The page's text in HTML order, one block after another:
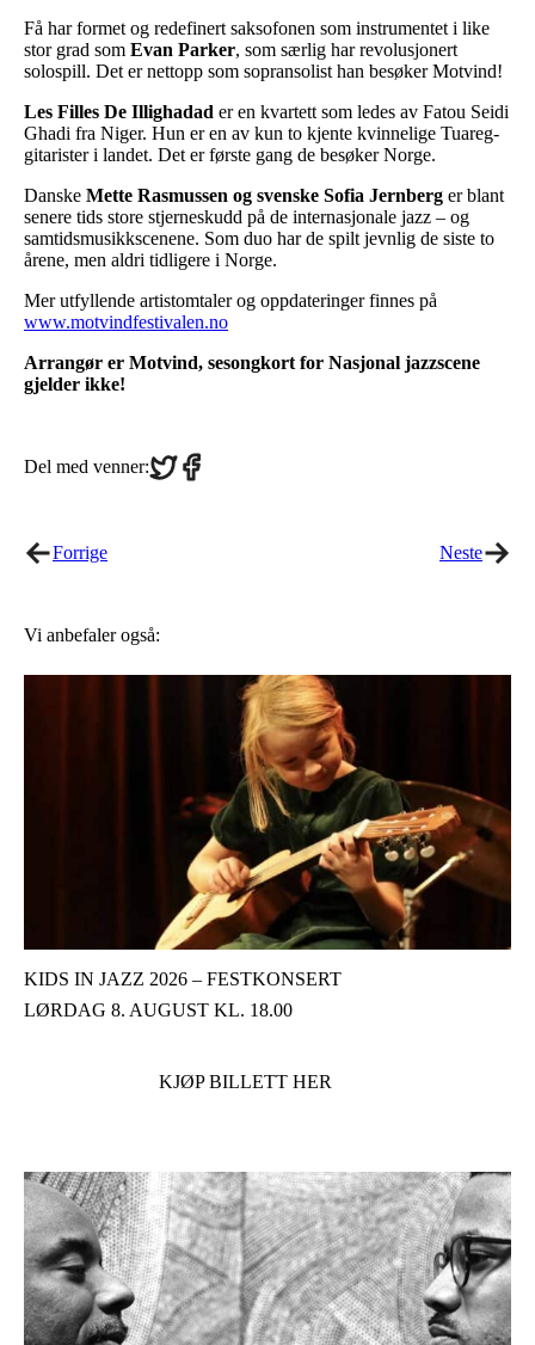
Få har formet og redefinert saksofonen som instrumentet i like
stor grad som Evan Parker, som særlig har revolusjonert
solospill. Det er nettopp som sopransolist han besøker Motvind!
Les Filles De Illighadad er en kvartett som ledes av Fatou Seidi
Ghadi fra Niger. Hun er en av kun to kjente kvinnelige Tuareg-
gitarister i landet. Det er første gang de besøker Norge.
Danske Mette Rasmussen og svenske Sofia Jernberg er blant
senere tids store stjerneskudd på de internasjonale jazz – og
samtidsmusikkscenene. Som duo har de spilt jevnlig de siste to
årene, men aldri tidligere i Norge.
Mer utfyllende artistomtaler og oppdateringer finnes på
www.motvindfestivalen.no
Arrangør er Motvind, sesongkort for Nasjonal jazzscene
gjelder ikke!
Del med venner:Share
on
Share
on
Forrige Neste
Vi anbefaler også:
KIDS IN JAZZ 2026 – FESTKONSERT
LØRDAG 8. AUGUST KL. 18.00
KJØP BILLETT HER